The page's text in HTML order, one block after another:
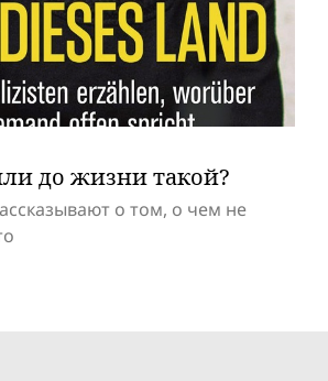
до жизни такой?
о том, о чем не